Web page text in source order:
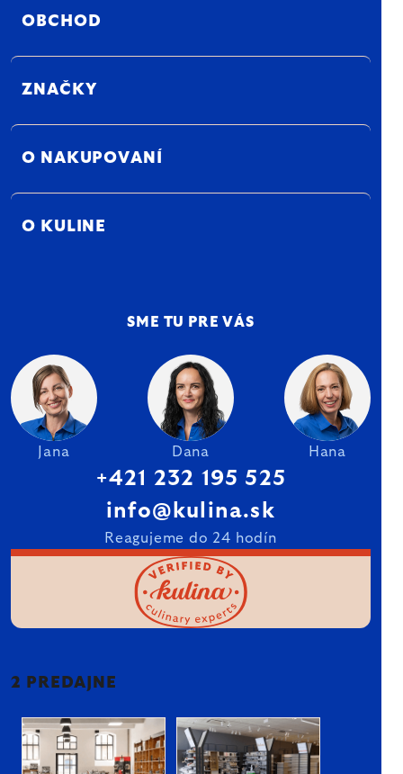
OBCHOD
ZNAČKY
O NAKUPOVANÍ
O KULINE
SME TU PRE VÁS
Jana Dana Hana
+421 232 195 525
info@kulina.sk
Reagujeme do 24 hodín
2 PREDAJNE